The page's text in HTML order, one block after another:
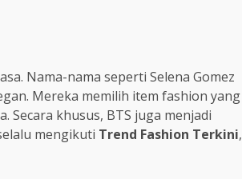
Nama-nama seperti Selena Gomez
Mereka memilih item fashion yang
khusus, BTS juga menjadi
mengikuti Trend Fashion Terkini,